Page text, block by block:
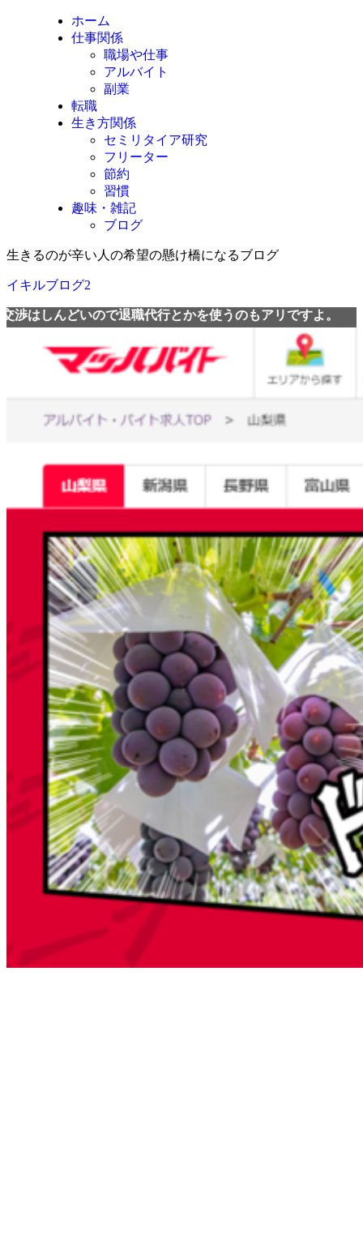
ホーム
仕事関係
職場や仕事
アルバイト
副業
転職
生き方関係
セミリタイア研究
フリーター
節約
習慣
趣味・雑記
ブログ
生きるのが辛い人の希望の懸け橋になるブログ
イキルブログ2
いので退職代行とかを使うのもアリですよ。